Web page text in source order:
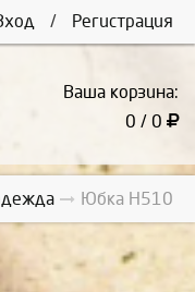
/ Регистрация
Ваша корзина:
0 / 0
Юбка Н510